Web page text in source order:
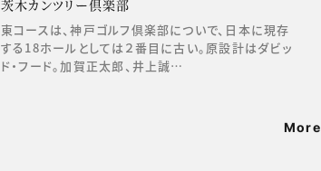
茨木カンツリー倶楽部
東コースは、神戸ゴルフ倶楽部についで、日本に現存
する18ホールとしては２番目に古い。原設計はダビッ
ド・フード。加賀正太郎、井上誠…
More